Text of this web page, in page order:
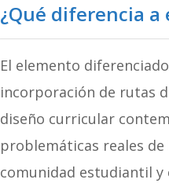
¿Qué diferencia
El elemento
incorporación de rutas
diseño curricular
problemáticas reales
comunidad estudiantil